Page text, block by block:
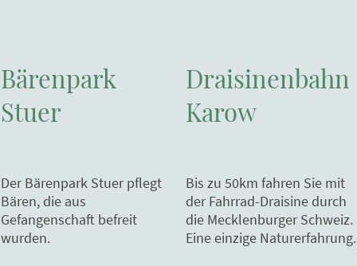
Bärenpark
Stuer
Der Bärenpark Stuer pflegt
Bären, die aus
Gefangenschaft befreit
wurden.
Draisinenbahn
Karow
Bis zu 50km fahren Sie mit
der Fahrrad-Draisine durch
die Mecklenburger Schweiz.
Eine einzige Naturerfahrung.